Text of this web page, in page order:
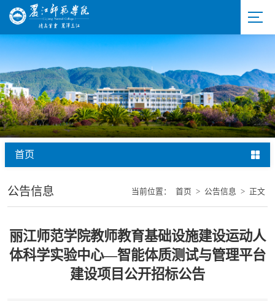
首页
公告信息 当前位置： 首页 > 公告信息 > 正文
丽江师范学院教师教育基础设施建设运动人
体科学实验中心—智能体质测试与管理平台
建设项目公开招标公告